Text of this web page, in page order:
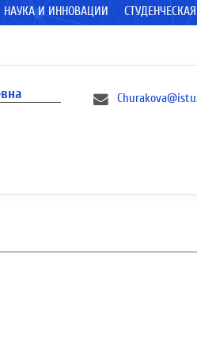
НАУКА И ИННОВАЦИИ